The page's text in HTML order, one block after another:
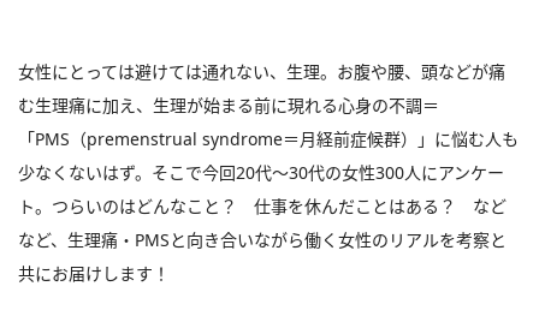
女性にとっては避けては通れない、生理。お腹や腰、頭などが痛
む生理痛に加え、生理が始まる前に現れる心身の不調＝
「PMS（premenstrual syndrome＝月経前症候群）」に悩む人も
少なくないはず。そこで今回20代～30代の女性300人にアンケー
ト。つらいのはどんなこと？ 仕事を休んだことはある？ など
など、生理痛・PMSと向き合いながら働く女性のリアルを考察と
共にお届けします！